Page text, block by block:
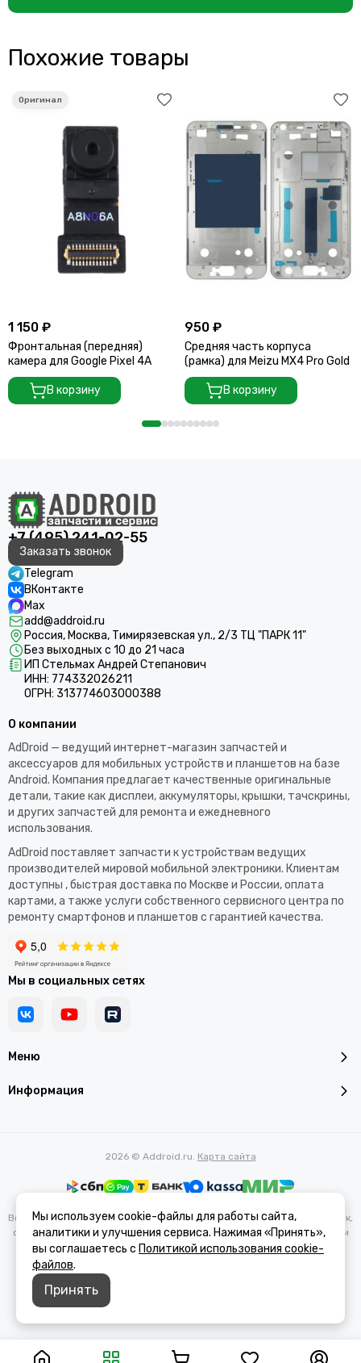
Похожие товары
1 150 ₽
Фронтальная (передняя)
камера для Google Pixel 4A
В корзину
950 ₽
Средняя часть корпуса
(рамка) для Meizu MX4 Pro Gold
В корзину
+7 (495) 241-02-55
Заказать звонок
Telegram
ВКонтакте
Max
add@addroid.ru
Россия, Москва, Тимирязевская ул., 2/3 ТЦ "ПАРК 11"
Без выходных с 10 до 21 часа
ИП Стельмах Андрей Степанович
ИНН: 774332026211
ОГРН: 313774603000388
Меню
Информация
О компании
AdDroid — ведущий интернет-магазин запчастей и
аксессуаров для мобильных устройств и планшетов на базе
Android. Компания предлагает качественные оригинальные
детали, такие как дисплеи, аккумуляторы, крышки, тачскрины,
и других запчастей для ремонта и ежедневного
использования.​
AdDroid поставляет запчасти к устройствам ведущих
производителей мировой мобильной электроники. Клиентам
доступны , быстрая доставка по Москве и России, оплата
картами, а также услуги собственного сервисного центра по
ремонту смартфонов и планшетов с гарантией качества.
Мы в социальных сетях
2026 © Addroid.ru. Карта сайта
Вся представленная на сайте информация, касающаяся характеристик,
стоимости товаров и услуг, носит информационный характер и ни при
каких условиях не является публичной офертой, определяемой
положениями Статьи 437(2) Гражданского кодекса РФ.
Мы используем cookie-файлы для работы сайта,
аналитики и улучшения сервиса. Нажимая «Принять»,
вы соглашаетесь с Политикой использования cookie-
файлов.
Принять